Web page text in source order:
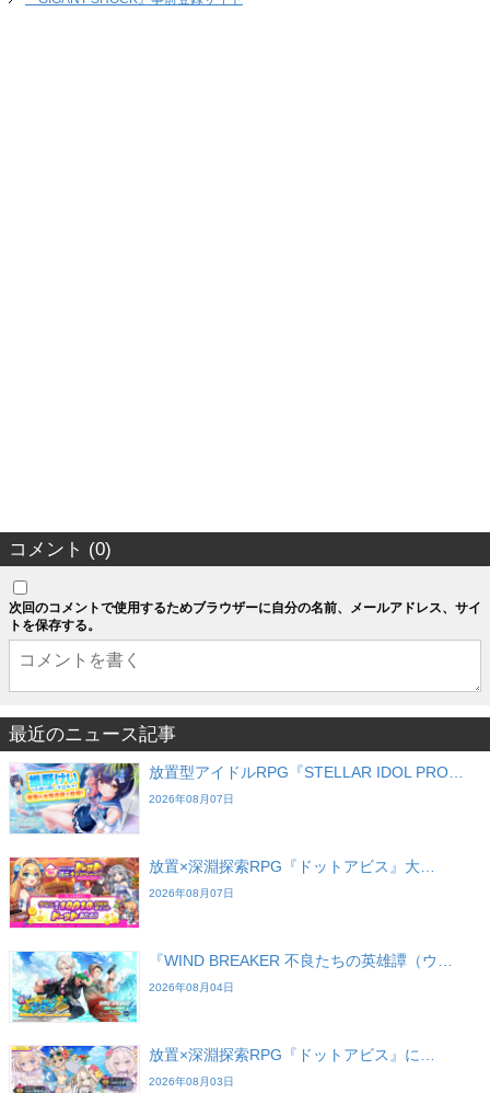
コメント (0)
次回のコメントで使用するためブラウザーに自分の名前、メールアドレス、サイ
トを保存する。
最近のニュース記事
放置型アイドルRPG『STELLAR IDOL PRO…
2026年08月07日
放置×深淵探索RPG『ドットアビス』大…
2026年08月07日
『WIND BREAKER 不良たちの英雄譚（ウ…
2026年08月04日
放置×深淵探索RPG『ドットアビス』に…
2026年08月03日